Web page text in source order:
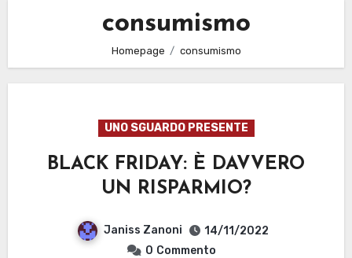
consumismo
Homepage consumismo
UNO SGUARDO PRESENTE
BLACK FRIDAY: È DAVVERO
UN RISPARMIO?
Janiss Zanoni
14/11/2022
0 Commento